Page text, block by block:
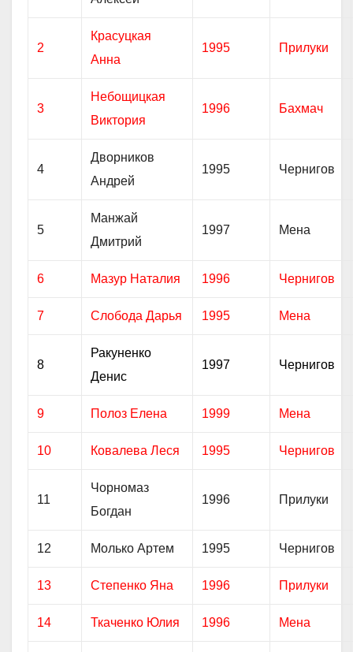
2
Красуцкая
Анна
1995 Прилуки
3
Небощицкая
Виктория
1996 Бахмач
4
Дворников
Андрей
1995 Чернигов
5
Манжай
Дмитрий
1997 Мена
6 Мазур Наталия 1996 Чернигов
7 Слобода Дарья 1995 Мена
8
Ракуненко
Денис
1997 Чернигов
9 Полоз Елена 1999 Мена
10 Ковалева Леся 1995 Чернигов
11
Чорномаз
Богдан
1996 Прилуки
12 Молько Артем 1995 Чернигов
13 Степенко Яна 1996 Прилуки
14 Ткаченко Юлия 1996 Мена